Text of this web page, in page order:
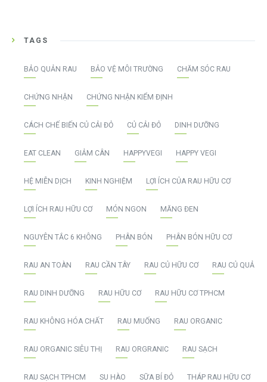
TAGS
BẢO QUẢN RAU BẢO VỆ MÔI TRƯỜNG CHĂM SÓC RAU
CHỨNG NHẬN CHỨNG NHẬN KIỂM ĐỊNH
CÁCH CHẾ BIẾN CỦ CẢI ĐỎ CỦ CẢI ĐỎ DINH DƯỠNG
EAT CLEAN GIẢM CÂN HAPPYVEGI HAPPY VEGI
HỆ MIỄN DỊCH KINH NGHIỆM LỢI ÍCH CỦA RAU HỮU CƠ
LỢI ÍCH RAU HỮU CƠ MÓN NGON MĂNG ĐEN
NGUYÊN TẮC 6 KHÔNG PHÂN BÓN PHÂN BÓN HỮU CƠ
RAU AN TOÀN RAU CẦN TÂY RAU CỦ HỮU CƠ RAU CỦ QUẢ
RAU DINH DƯỠNG RAU HỮU CƠ RAU HỮU CƠ TPHCM
RAU KHÔNG HÓA CHẤT RAU MUỐNG RAU ORGANIC
RAU ORGANIC SIÊU THỊ RAU ORGRANIC RAU SẠCH
RAU SẠCH TPHCM SU HÀO SỮA BÍ ĐỎ THÁP RAU HỮU CƠ